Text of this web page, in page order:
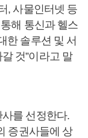
, 사물인터넷 등
해 통신과 헬스
한 솔루션 및 서
것”이라고 말
를 선정한다.
증권사들에 상